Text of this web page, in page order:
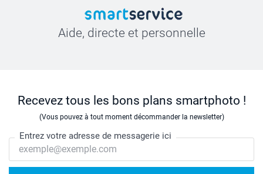
Aide, directe et personnelle
Recevez tous les bons plans smartphoto !
(Vous pouvez à tout moment décommander la newsletter)
Entrez votre adresse de messagerie ici